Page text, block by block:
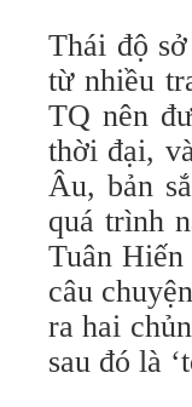
Thái độ
từ nhiều
TQ nên
thời đại,
Âu, bản
quá trình
Tuân
câu
ra hai
sau đó là